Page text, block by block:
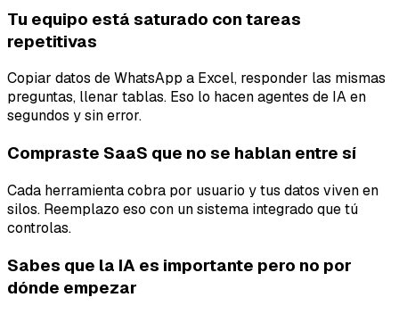
Tu equipo está saturado con tareas
repetitivas
Copiar datos de WhatsApp a Excel, responder las mismas
preguntas, llenar tablas. Eso lo hacen agentes de IA en
segundos y sin error.
Compraste SaaS que no se hablan entre sí
Cada herramienta cobra por usuario y tus datos viven en
silos. Reemplazo eso con un sistema integrado que tú
controlas.
Sabes que la IA es importante pero no por
dónde empezar